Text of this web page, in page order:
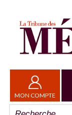
MON COMPTE